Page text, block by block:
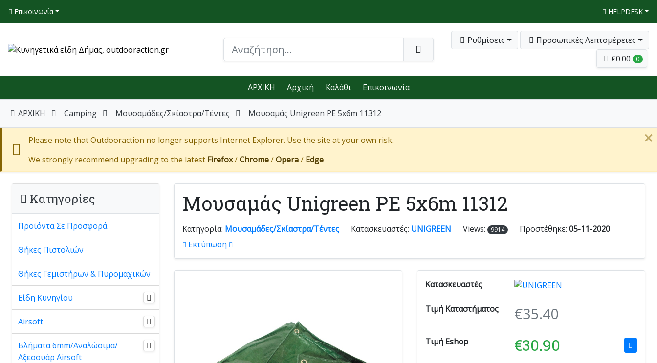
Επικοινωνία HELPDESK
Ρυθμίσεις
Προσωπικές Λεπτομέρειες
€0.00
0
ΑΡΧΙΚΗ Αρχική Καλάθι Επικοινωνία
ΑΡΧΙΚΗ Camping Μουσαμάδες/Σκίαστρα/Τέντες Μουσαμάς Unigreen PE 5x6m 11312
Please note that Outdooraction no longer supports Internet Explorer. Use the site at your own risk.
We strongly recommend upgrading to the latest Firefox/Chrome/Opera/ Edge
×
Μουσαμάς Unigreen PE 5x6m 11312
Κατηγορία: Μουσαμάδες/Σκίαστρα/Τέντες Κατασκευαστές: UNIGREEN Views: 9914 Προστέθηκε: 05-11-2020
Εκτύπωση
Κατασκευαστές
Τιμή Καταστήματος €35.40
Τιμή Eshop €30.90
Κατηγορίες
Προϊόντα Σε Προσφορά
Θήκες Πιστολιών
Θήκες Γεμιστήρων & Πυρομαχικών
Είδη Κυνηγίου
Airsoft
Βλήματα 6mm/Αναλώσιμα/
Αξεσουάρ Airsoft